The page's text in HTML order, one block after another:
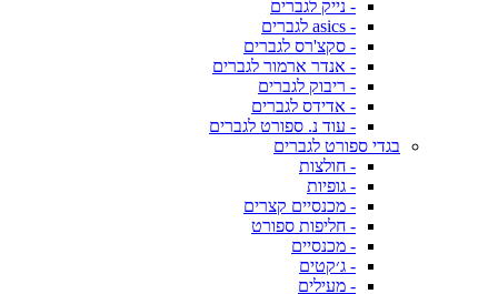
- נייק לגברים
- asics לגברים
- סקצ'רס לגברים
- אנדר ארמור לגברים
- ריבוק לגברים
- אדידס לגברים
- עוד נ. ספורט לגברים
בגדי ספורט לגברים
- חולצות
- גופיות
- מכנסיים קצרים
- חליפות ספורט
- מכנסיים
- ג׳קטים
- מעילים